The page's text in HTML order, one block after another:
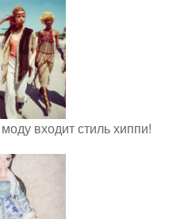
входит стиль хиппи!